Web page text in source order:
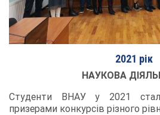
2021 рік
НАУКОВА
Студенти ВНАУ у 2021
призерами конкурсів різного